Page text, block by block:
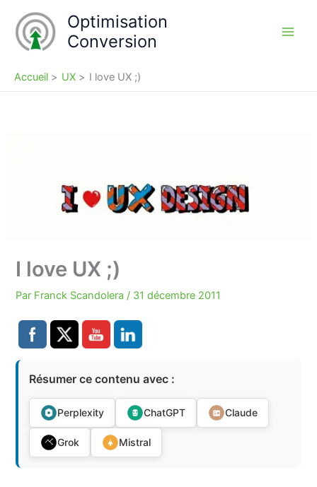
contenu
Optimisation
Conversion
Accueil UX I love UX ;)
I love UX ;)
Par Franck Scandolera / 31 décembre 2011
Résumer ce contenu avec :
Perplexity ChatGPT Claude
Grok Mistral